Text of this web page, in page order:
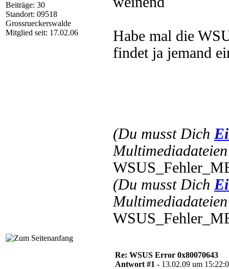
Beiträge: 30
Standort: 09518
Grossrueckerswalde
Mitglied seit: 17.02.06
Habe mal die
findet ja jemand
(Du musst Dich
(Du musst Dich
Re: WSUS Error 0x80070643
Antwort #1 - 13.02.09 um